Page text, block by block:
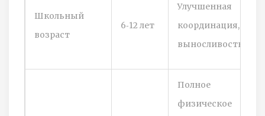
Школьный
возраст
6‑12 лет
Улучшенная
координация,
выносливость
Полное
физическое